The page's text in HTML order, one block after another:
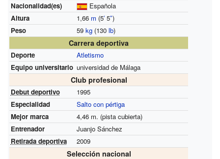
Nacionalidad(es)
Española
Altura
1,66 m (5′5″)
Peso
59 kg(130 lb)
Carrera deportiva
Deporte
Atletismo
Equipo universitario universidad de Málaga
Club profesional
Debut deportivo
1995
Especialidad
Salto con pértiga
Mejor marca
4,46 m. (pista cubierta)
Entrenador
Juanjo Sánchez
Retirada deportiva
2009
Selección nacional